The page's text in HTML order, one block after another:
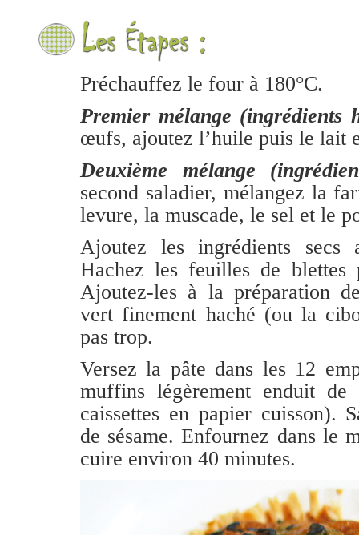
Préchauffez le four à 180°C.
Premier mélange (ingrédients
œufs, ajoutez l’huile puis le lait
Deuxième mélange
second saladier, mélangez la
levure, la muscade, le sel et le
Ajoutez les ingrédients secs
Hachez les feuilles de blettes
Ajoutez-les à la préparation
vert finement haché (ou la
pas trop.
Versez la pâte dans les 12
muffins légèrement enduit
caissettes en papier cuisson).
de sésame. Enfournez dans le
cuire environ 40 minutes.